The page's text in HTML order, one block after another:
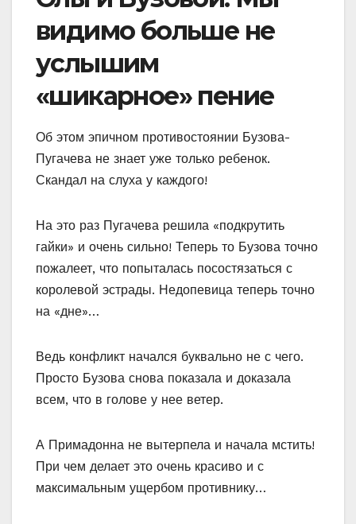
видимо больше не
услышим
«шикарное» пение
Об этом эпичном противостоянии Бузова-
Пугачева не знает уже только ребенок.
Скандал на слуха у каждого!
На это раз Пугачева решила «подкрутить
гайки» и очень сильно! Теперь то Бузова точно
пожалеет, что попыталась посостязаться с
королевой эстрады. Недопевица теперь точно
на «дне»…
Ведь конфликт начался буквально не с чего.
Просто Бузова снова показала и доказала
всем, что в голове у нее ветер.
А Примадонна не вытерпела и начала мстить!
При чем делает это очень красиво и с
максимальным ущербом противнику…